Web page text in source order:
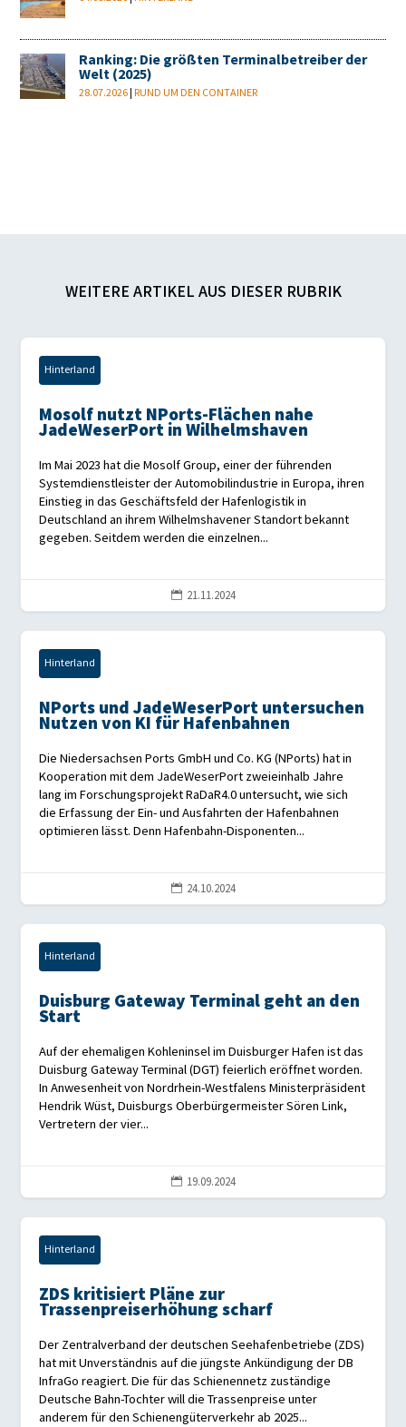
Ranking: Die größten Terminalbetreiber der
Welt (2025)
28.07.2026 |RUND UM DEN CONTAINER
WEITERE ARTIKEL AUS DIESER RUBRIK
Hinterland
Mosolf nutzt NPorts-Flächen nahe
JadeWeserPort in Wilhelmshaven
Im Mai 2023 hat die Mosolf Group, einer der führenden
Systemdienstleister der Automobilindustrie in Europa, ihren
Einstieg in das Geschäftsfeld der Hafenlogistik in
Deutschland an ihrem Wilhelmshavener Standort bekannt
gegeben. Seitdem werden die einzelnen...
 21.11.2024
Hinterland
NPorts und JadeWeserPort untersuchen
Nutzen von KI für Hafenbahnen
Die Niedersachsen Ports GmbH und Co. KG (NPorts) hat in
Kooperation mit dem JadeWeserPort zweieinhalb Jahre
lang im Forschungsprojekt RaDaR4.0 untersucht, wie sich
die Erfassung der Ein- und Ausfahrten der Hafenbahnen
optimieren lässt. Denn Hafenbahn-Disponenten...
 24.10.2024
Hinterland
Duisburg Gateway Terminal geht an den
Start
Auf der ehemaligen Kohleninsel im Duisburger Hafen ist das
Duisburg Gateway Terminal (DGT) feierlich eröffnet worden.
In Anwesenheit von Nordrhein-Westfalens Ministerpräsident
Hendrik Wüst, Duisburgs Oberbürgermeister Sören Link,
Vertretern der vier...
 19.09.2024
Hinterland
ZDS kritisiert Pläne zur
Trassenpreiserhöhung scharf
Der Zentralverband der deutschen Seehafenbetriebe (ZDS)
hat mit Unverständnis auf die jüngste Ankündigung der DB
InfraGo reagiert. Die für das Schienennetz zuständige
Deutsche Bahn-Tochter will die Trassenpreise unter
anderem für den Schienengüterverkehr ab 2025...